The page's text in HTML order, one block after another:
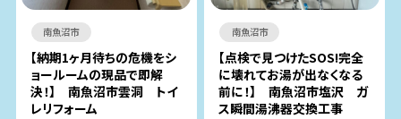
南魚沼市
【納期1ヶ月待ちの危機をシ
ョールームの現品で即解
決！】 南魚沼市雲洞 トイ
レリフォーム
南魚沼市
【点検で見つけたSOS!完全
に壊れてお湯が出なくなる
前に！】 南魚沼市塩沢 ガ
ス瞬間湯沸器交換工事